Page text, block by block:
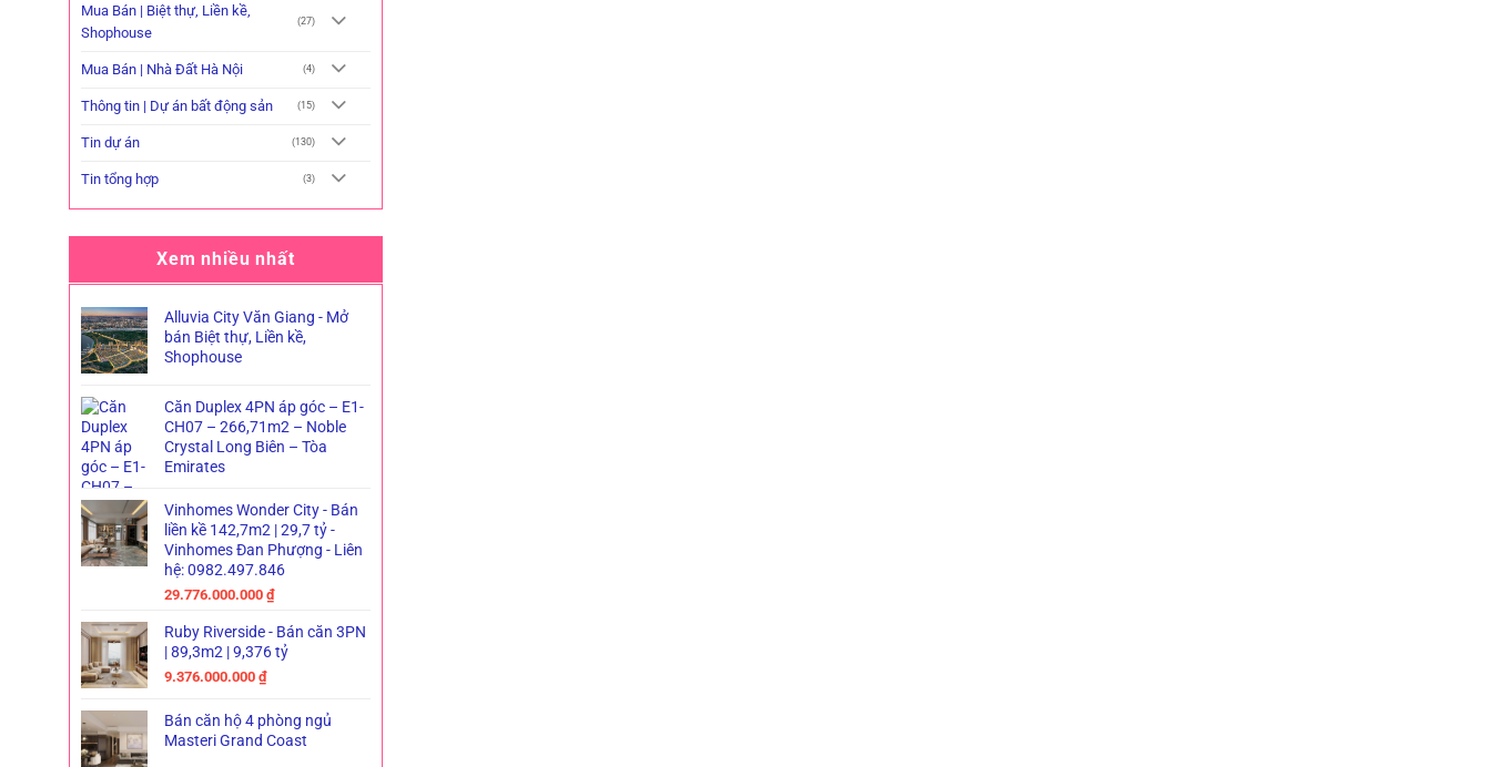
Mua Bán | Biệt thự, Liền kề,
Shophouse
(27)
Mua Bán | Nhà Đất Hà Nội (4)
Thông tin | Dự án bất động sản (15)
Tin dự án (130)
Tin tổng hợp (3)
Xem nhiều nhất
Alluvia City Văn Giang - Mở
bán Biệt thự, Liền kề,
Shophouse
Căn Duplex 4PN áp góc – E1-
CH07 – 266,71m2 – Noble
Crystal Long Biên – Tòa
Emirates
Vinhomes Wonder City - Bán
liền kề 142,7m2 | 29,7 tỷ -
Vinhomes Đan Phượng - Liên
hệ: 0982.497.846
29.776.000.000 ₫
Ruby Riverside - Bán căn 3PN
| 89,3m2 | 9,376 tỷ
9.376.000.000 ₫
Bán căn hộ 4 phòng ngủ
Masteri Grand Coast